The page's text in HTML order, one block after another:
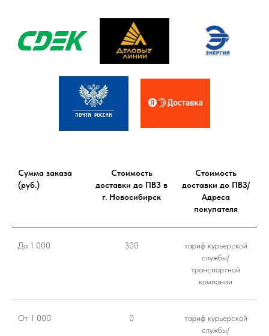
Сумма заказа
(руб.)
Стоимость
доставки до ПВЗ в
г. Новосибирск
Стоимость
доставки до ПВЗ/
Адреса
покупателя
До 1 000 300
тариф курьерской
службы/
транспортной
компании
От 1 000 0
тариф курьерской
службы/